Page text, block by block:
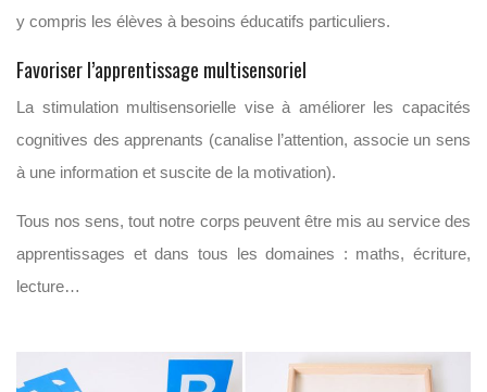
y compris les élèves à besoins éducatifs particuliers.
Favoriser l’apprentissage multisensoriel
La stimulation multisensorielle vise à améliorer les capacités
cognitives des apprenants (canalise l’attention, associe un sens
à une information et suscite de la motivation).
Tous nos sens, tout notre corps peuvent être mis au service des
apprentissages et dans tous les domaines : maths, écriture,
lecture…